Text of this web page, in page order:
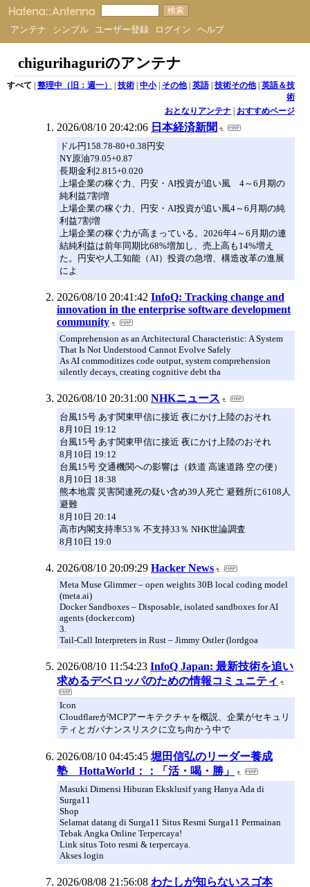
アンテナ シンプル ユーザー登録 ログイン ヘルプ
chigurihaguriのアンテナ
すべて | 整理中（旧：週一） | 技術| 中小| その他| 英語| 技術その他| 英語＆技
術
おとなりアンテナ| おすすめページ
2026/08/10 20:42:06 日本経済新聞
ドル円158.78-80+0.38円安
NY原油79.05+0.87
長期金利2.815+0.020
上場企業の稼ぐ力、円安・AI投資が追い風 4～6月期の
純利益7割増
上場企業の稼ぐ力、円安・AI投資が追い風4～6月期の純
利益7割増
上場企業の稼ぐ力が高まっている。2026年4～6月期の連
結純利益は前年同期比68%増加し、売上高も14%増え
た。円安や人工知能（AI）投資の急増、構造改革の進展
によ
2026/08/10 20:41:42 InfoQ: Tracking change and
innovation in the enterprise software development
community
Comprehension as an Architectural Characteristic: A System
That Is Not Understood Cannot Evolve Safely
As AI commoditizes code output, system comprehension
silently decays, creating cognitive debt tha
2026/08/10 20:31:00 NHKニュース
台風15号 あす関東甲信に接近 夜にかけ上陸のおそれ
8月10日 19:12
台風15号 あす関東甲信に接近 夜にかけ上陸のおそれ
8月10日 19:12
台風15号 交通機関への影響は（鉄道 高速道路 空の便）
8月10日 18:38
熊本地震 災害関連死の疑い含め39人死亡 避難所に6108人
避難
8月10日 20:14
高市内閣支持率53％ 不支持33％ NHK世論調査
8月10日 19:0
2026/08/10 20:09:29 Hacker News
Meta Muse Glimmer – open weights 30B local coding model
(meta.ai)
Docker Sandboxes – Disposable, isolated sandboxes for AI
agents (docker.com)
3.
Tail-Call Interpreters in Rust – Jimmy Ostler (lordgoa
2026/08/10 11:54:23 InfoQ Japan: 最新技術を追い
求めるデベロッパのための情報コミュニティ
Icon
CloudflareがMCPアーキテクチャを概説、企業がセキュリ
ティとガバナンスリスクに立ち向かう中で
2026/08/10 04:45:45 堀田信弘のリーダー養成
塾 HottaWorld：：「活・喝・勝」
Masuki Dimensi Hiburan Eksklusif yang Hanya Ada di
Surga11
Shop
Selamat datang di Surga11 Situs Resmi Surga11 Permainan
Tebak Angka Online Terpercaya!
Link situs Toto resmi & terpercaya.
Akses login
2026/08/08 21:56:08 わたしが知らないスゴ本